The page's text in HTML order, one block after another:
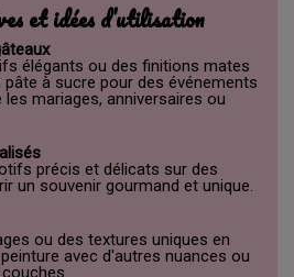
et idées d’utilisation
élégants ou des finitions mates
pâte à sucre pour des événements
mariages, anniversaires ou
précis et délicats sur des
un souvenir gourmand et unique.
ou des textures uniques en
avec d'autres nuances ou